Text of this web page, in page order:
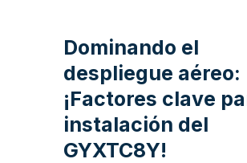
Dominando el
despliegue aéreo:
¡Factores clave
instalación del
GYXTC8Y!